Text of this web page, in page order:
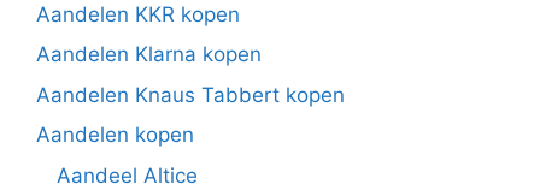
Aandelen KKR kopen
Aandelen Klarna kopen
Aandelen Knaus Tabbert kopen
Aandelen kopen
Aandeel Altice